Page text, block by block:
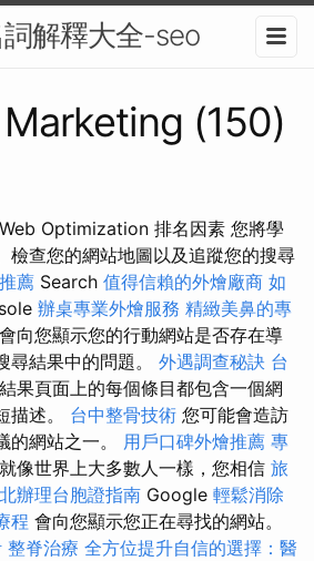
解釋大全-seo
(150)
Optimization 排名因素 您將學
檢查您的網站地圖以及追蹤您的搜尋
薦 Search 值得信賴的外燴廠商 如
辦桌專業外燴服務 精緻美鼻的專
向您顯示您的行動網站是否存在導
尋結果中的問題。 外遇調查秘訣 台
果頁面上的每個條目都包含一個網
描述。 台中整骨技術 您可能會造訪
的網站之一。 用戶口碑外燴推薦 專
就像世界上大多數人一樣，您相信 旅
辦理台胞證指南 Google 輕鬆消除
程 會向您顯示您正在尋找的網站。
整脊治療 全方位提升自信的選擇：醫